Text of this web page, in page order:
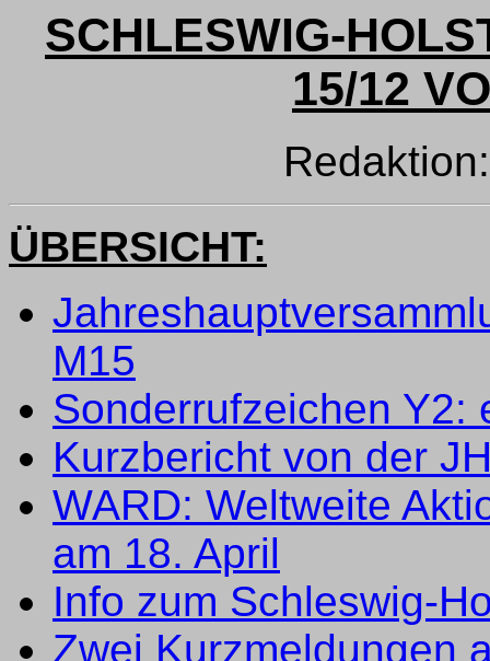
SCHLESWIG-
15/12
ÜBERSICHT:
M15
Sonderrufzeichen Y2:
Kurzbericht von der
WARD: Weltweite
am 18. April
Info zum Schleswig-
Zwei Kurzmeldungen